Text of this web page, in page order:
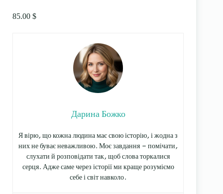
85.00 $
Дарина Божко
Я вірю, що кожна людина має свою історію, і жодна з
них не буває неважливою. Моє завдання — помічати,
слухати й розповідати так, щоб слова торкалися
серця. Адже саме через історії ми краще розуміємо
себе і світ навколо.